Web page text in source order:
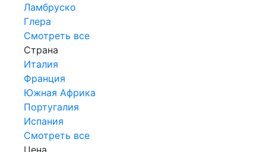
Ламбруско
Глера
Смотреть все
Страна
Италия
Франция
Южная Африка
Португалия
Испания
Смотреть все
Цена